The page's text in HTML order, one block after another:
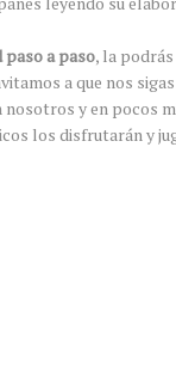
paso a paso, la
a que nos
nosotros y en pocos
los disfrutarán y